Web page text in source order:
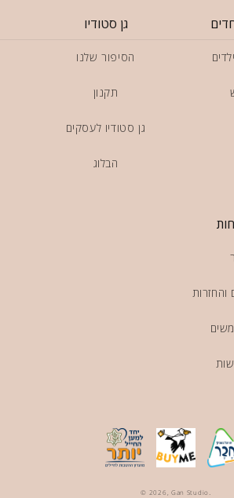
גן סטודיו
הסיפור שלנו
תקנון
גן סטודיו לעסקים
הבלוג
והחזרות
© 2026,Gan Studio.